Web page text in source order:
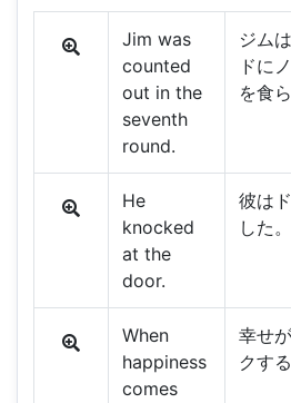
Jim was
counted
out in the
seventh
round.
ジム
ドに
を食
He
knocked
at the
door.
彼は
した。
When
happiness
comes
幸せ
クする